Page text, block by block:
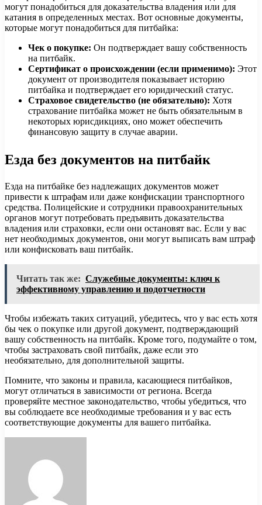
могут понадобиться для доказательства владения или для
катания в определенных местах. Вот основные документы,
которые могут понадобиться для питбайка:
Чек о покупке: Он подтверждает вашу собственность
на питбайк.
Сертификат о происхождении (если применимо): Этот
документ от производителя показывает историю
питбайка и подтверждает его юридический статус.
Страховое свидетельство (не обязательно): Хотя
страхование питбайка может не быть обязательным в
некоторых юрисдикциях, оно может обеспечить
финансовую защиту в случае аварии.
Езда без документов на питбайк
Езда на питбайке без надлежащих документов может
привести к штрафам или даже конфискации транспортного
средства. Полицейские и сотрудники правоохранительных
органов могут потребовать предъявить доказательства
владения или страховки, если они остановят вас. Если у вас
нет необходимых документов, они могут выписать вам штраф
или конфисковать ваш питбайк.
Читать так же: Служебные документы: ключ к
эффективному управлению и подотчетности
Чтобы избежать таких ситуаций, убедитесь, что у вас есть хотя
бы чек о покупке или другой документ, подтверждающий
вашу собственность на питбайк. Кроме того, подумайте о том,
чтобы застраховать свой питбайк, даже если это
необязательно, для дополнительной защиты.
Помните, что законы и правила, касающиеся питбайков,
могут отличаться в зависимости от региона. Всегда
проверяйте местное законодательство, чтобы убедиться, что
вы соблюдаете все необходимые требования и у вас есть
соответствующие документы для вашего питбайка.